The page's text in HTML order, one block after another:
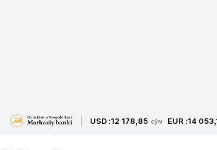
USD :12 178,85 сўм EUR :14